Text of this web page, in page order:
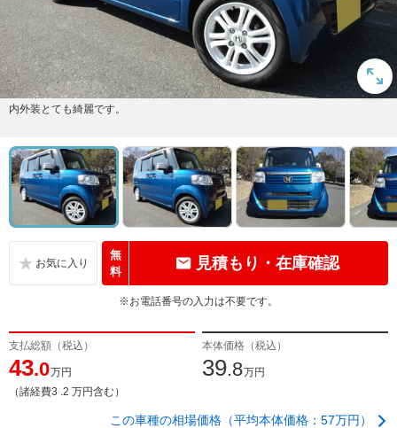
内外装とても綺麗です。
無
料
見積もり・在庫確認
※お電話番号の入力は不要です。
支払総額（税込）
43.0万円
（諸経費3 .2 万円含む）
本体価格（税込）
39.8万円
この車種の相場価格（平均本体価格：57万円）